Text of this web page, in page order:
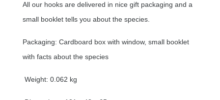
All our hooks are delivered in nice gift packaging and a
small booklet tells you about the species.
Packaging: Cardboard box with window, small booklet
with facts about the species
Weight: 0.062 kg